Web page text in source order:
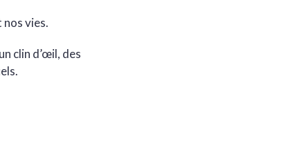
vies.
clin d’œil, des